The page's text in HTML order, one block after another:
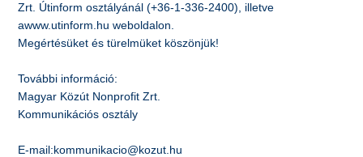
Zrt. Útinform osztályánál (+36-1-336-2400), illetve
awww.utinform.hu weboldalon.
Megértésüket és türelmüket köszönjük!
További információ:
Magyar Közút Nonprofit Zrt.
Kommunikációs osztály
E-mail:kommunikacio@kozut.hu